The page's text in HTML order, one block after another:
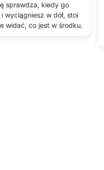
sprawdza, kiedy go
wyciągniesz w dół, stoi
widać, co jest w środku.